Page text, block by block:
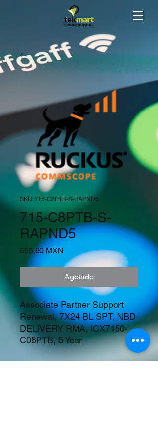
SKU: 715-C8PTB-S-RAPND5
715-C8PTB-S-
RAPND5
655,60 MXN Precio
Agotado
Associate Partner Support
Renewal, 7X24 BL SPT, NBD
DELIVERY RMA, ICX7150-
C08PTB, 5 Year